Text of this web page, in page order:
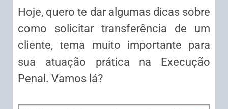
Hoje, quero te dar algumas dicas sobre
como solicitar transferência de um
cliente, tema muito importante para
sua atuação prática na Execução
Penal. Vamos lá?